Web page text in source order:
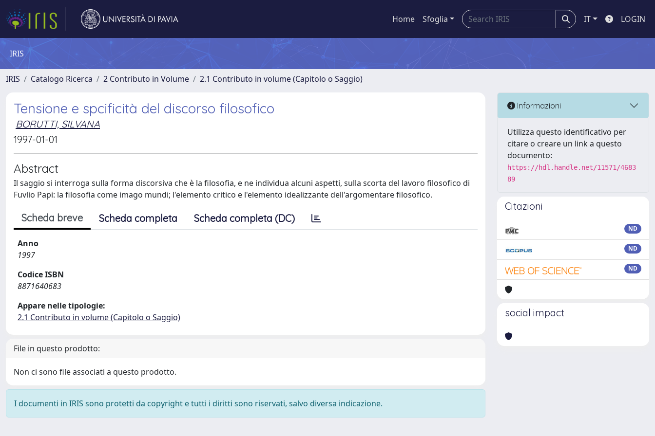
Home Sfoglia IT LOGIN
IRIS
IRIS Catalogo Ricerca 2 Contributo in Volume 2.1 Contributo in volume (Capitolo o Saggio)
Tensione e spcificità del discorso filosofico
BORUTTI, SILVANA
1997-01-01
Abstract
Il saggio si interroga sulla forma discorsiva che è la filosofia, e ne individua alcuni aspetti, sulla scorta del lavoro filosofico di
Fuvlio Papi: la filosofia come imago mundi; l'elemento critico e l'elemento idealizzante dell'argomentare filosofico.
Scheda breve Scheda completa Scheda completa (DC)
Anno
1997
Codice ISBN
8871640683
Appare nelle tipologie:
2.1 Contributo in volume (Capitolo o Saggio)
File in questo prodotto:
Non ci sono file associati a questo prodotto.
I documenti in IRIS sono protetti da copyright e tutti i diritti sono riservati, salvo diversa indicazione.
Informazioni
Utilizza questo identificativo per
citare o creare un link a questo
documento:
https://hdl.handle.net/11571/4683
89
Citazioni
ND
ND
ND
social impact